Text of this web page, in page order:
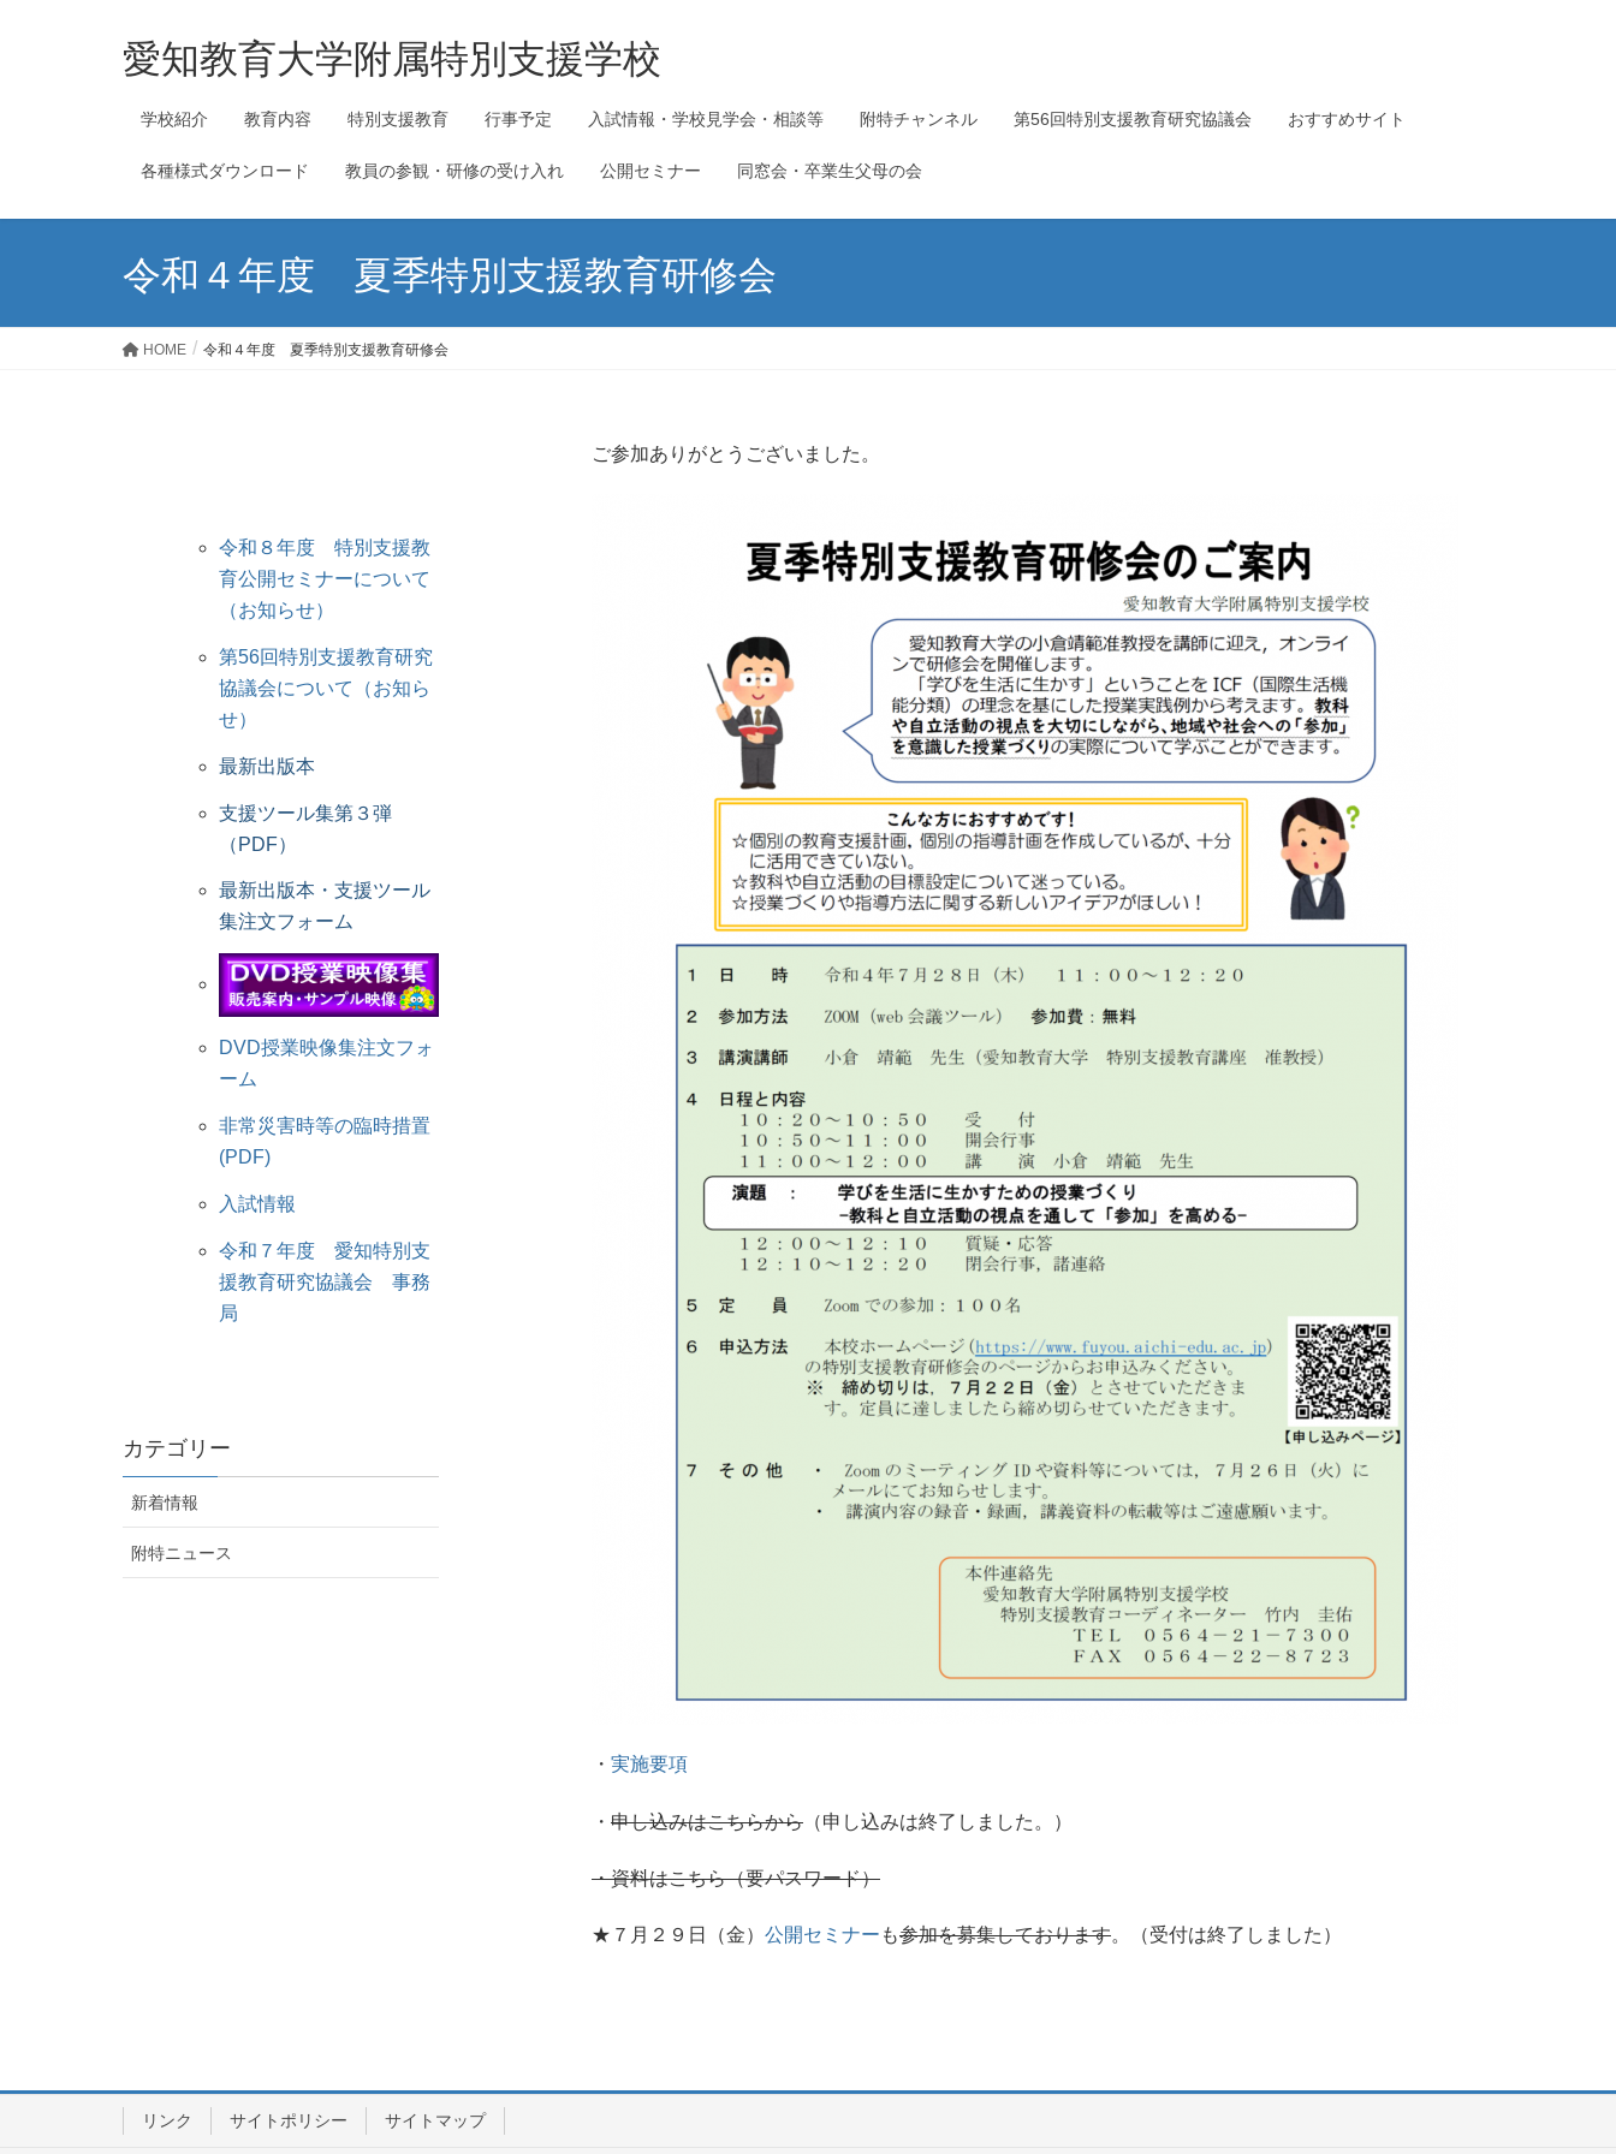
愛知教育大学附属特別支援学校
学校紹介 教育内容 特別支援教育 行事予定 入試情報・学校見学会・相談等 附特チャンネル 第56回特別支援教育研究協議会 おすすめサイト
各種様式ダウンロード 教員の参観・研修の受け入れ 公開セミナー 同窓会・卒業生父母の会
令和４年度 夏季特別支援教育研修会
HOME 令和４年度 夏季特別支援教育研修会
ご参加ありがとうございました。
・ 実施要項
・ 申し込みはこちらから （申し込みは終了しました。）
・資料はこちら（要パスワード）
★７月２９日（金） 公開セミナー も参加を募集しております。（受付は終了しました）
令和８年度 特別支援教
育公開セミナーについて
（お知らせ）
第56回特別支援教育研究
協議会について（お知ら
せ）
最新出版本
支援ツール集第３弾
（PDF）
最新出版本・支援ツール
集注文フォーム
DVD授業映像集注文フォ
ーム
非常災害時等の臨時措置
(PDF)
入試情報
令和７年度 愛知特別支
援教育研究協議会 事務
局
カテゴリー
新着情報
附特ニュース
リンク サイトポリシー サイトマップ